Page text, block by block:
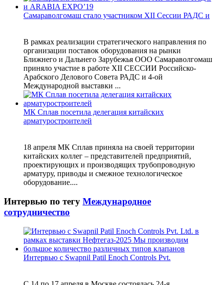
Самараволгомаш стало участником XII Сессии РАДС и
В рамках реализации стратегического направления по
организации поставок оборудования на рынки
Ближнего и Дальнего Зарубежья ООО Самараволгомаш
приняло участие в работе XII СЕССИИ Российско-
Арабского Делового Совета РАДС и 4-ой
Международной выставки ...
МК Сплав посетила делегация китайских
арматуростроителей
18 апреля МК Сплав приняла на своей территории
китайских коллег – представителей предприятий,
проектирующих и производящих трубопроводную
арматуру, приводы и смежное технологическое
оборудование....
Интервью по тегу Международное
сотрудничество
Интервью с Swapnil Patil Enoch Controls Pvt.